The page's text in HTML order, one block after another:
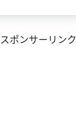
スポンサーリンク